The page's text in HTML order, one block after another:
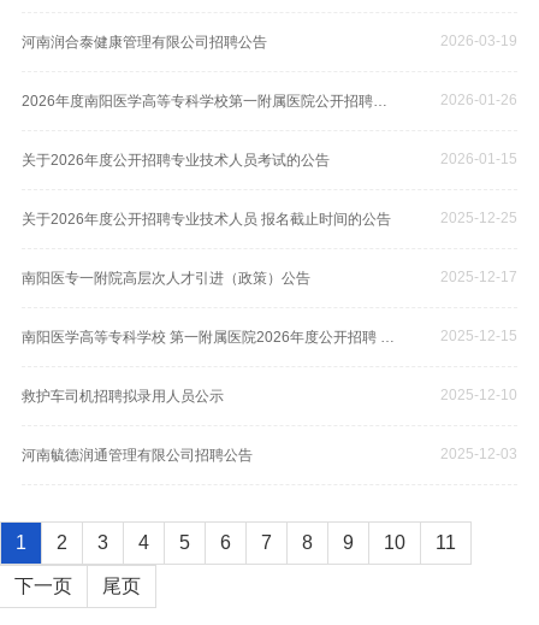
河南润合泰健康管理有限公司招聘公告 2026-03-19
2026年度南阳医学高等专科学校第一附属医院公开招聘专业技术人员考试成绩公告 2026-01-26
关于2026年度公开招聘专业技术人员考试的公告 2026-01-15
关于2026年度公开招聘专业技术人员 报名截止时间的公告 2025-12-25
南阳医专一附院高层次人才引进（政策）公告 2025-12-17
南阳医学高等专科学校 第一附属医院2026年度公开招聘 专业技术人员公告 2025-12-15
救护车司机招聘拟录用人员公示 2025-12-10
河南毓德润通管理有限公司招聘公告 2025-12-03
1 2 3 4 5 6 7 8 9 10 11
下一页 尾页